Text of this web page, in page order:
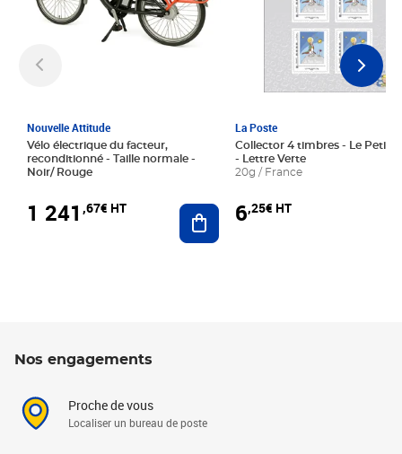
Nouvelle Attitude
Vélo électrique du facteur,
reconditionné - Taille normale -
Noir/ Rouge
1 241 ,67€ HT Ajouter au panier
La Poste
Collector 4 timbres - Le Petit
- Lettre Verte
20g / France
6,25€ HT
Nos engagements
Proche de vous
Localiser un bureau de poste